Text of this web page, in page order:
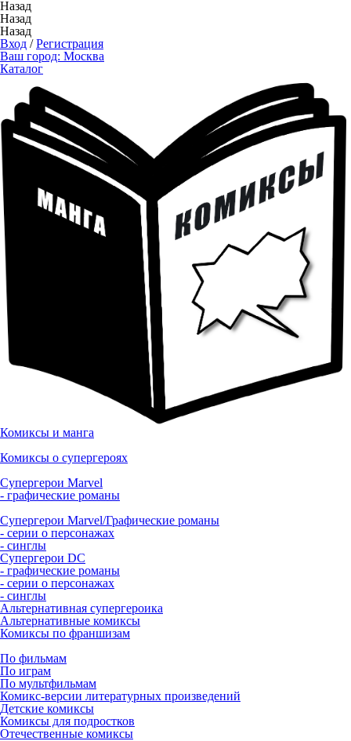
Назад
Назад
Назад
Вход /Регистрация
Ваш город: Москва
Каталог
Комиксы и манга
Комиксы о супергероях
Супергерои Marvel
- графические романы
Супергерои Marvel/Графические романы
- серии о персонажах
- синглы
Супергерои DC
- графические романы
- серии о персонажах
- синглы
Альтернативная супергероика
Альтернативные комиксы
Комиксы по франшизам
По фильмам
По играм
По мультфильмам
Комикс-версии литературных произведений
Детские комиксы
Комиксы для подростков
Отечественные комиксы